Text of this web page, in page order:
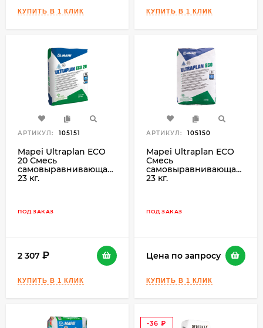
АРТИКУЛ: 105151
Mapei Ultraplan ECO
20 Смесь
самовыравнивающаяся
23 кг.
ПОД ЗАКАЗ
2 307
АРТИКУЛ: 105150
Mapei Ultraplan ECO
Смесь
самовыравнивающаяся
23 кг.
ПОД ЗАКАЗ
Цена по запросу
-36